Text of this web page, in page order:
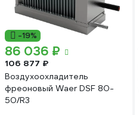
-19%
86 036 ₽
106 877 ₽
Воздухоохладитель
фреоновый Waer DSF 80-
50/R3